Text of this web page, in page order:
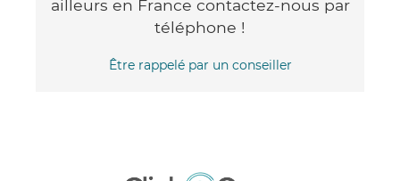
ailleurs en France contactez-nous par
téléphone !
Être rappelé par un conseiller